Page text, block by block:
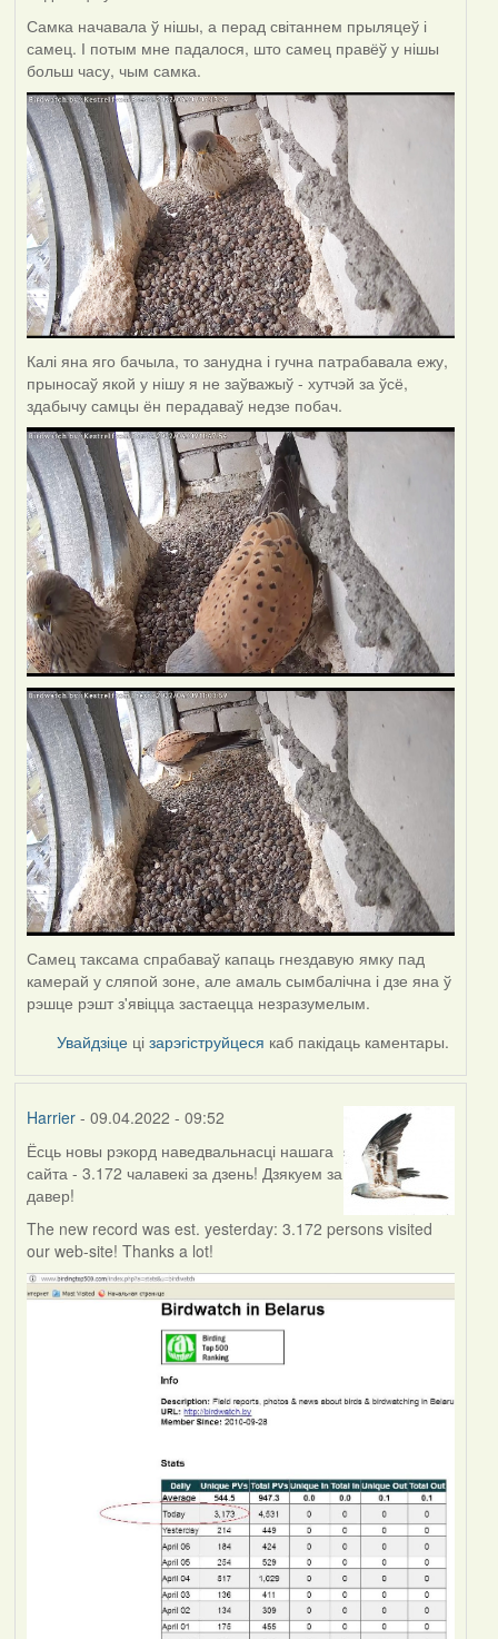
Самка начавала ў нішы, а перад світаннем прыляцеў і
самец. І потым мне падалося, што самец правёў у нішы
больш часу, чым самка.
Калі яна яго бачыла, то занудна і гучна патрабавала ежу,
прыносаў якой у нішу я не заўважыў - хутчэй за ўсё,
здабычу самцы ён перадаваў недзе побач.
Самец таксама спрабаваў капаць гнездавую ямку пад
камерай у сляпой зоне, але амаль сымбалічна і дзе яна ў
рэшце рэшт з'явіцца застаецца незразумелым.
Увайдзіце цізарэгіструйцеся каб пакідаць каментары.
Harrier- 09.04.2022 - 09:52
Ёсць новы рэкорд наведвальнасці нашага
сайта - 3.172 чалавекі за дзень! Дзякуем за
давер!
The new record was est. yesterday: 3.172 persons visited
our web-site! Thanks a lot!